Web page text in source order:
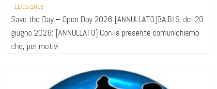
11/05/2016
Save the Day – Open Day 2026 [ANNULLATO]BA.BI.S. del 20
giugno 2026: [ANNULLATO] Con la presente comunichiamo
che, per motivi